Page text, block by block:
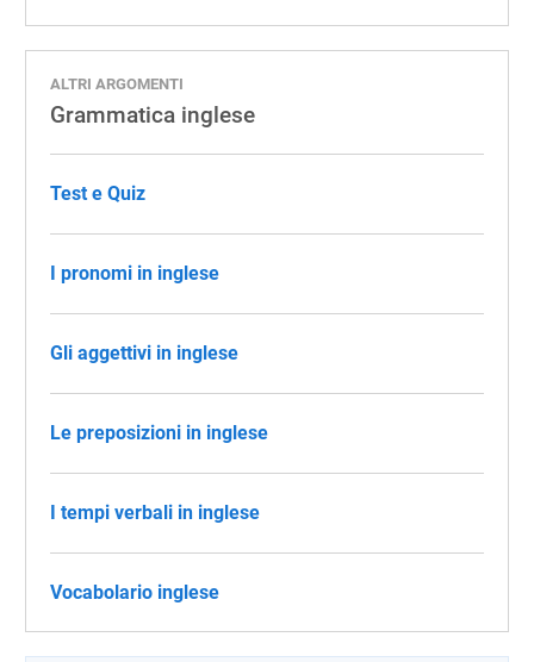
ALTRI ARGOMENTI
Grammatica inglese
Test e Quiz
I pronomi in inglese
Gli aggettivi in inglese
Le preposizioni in inglese
I tempi verbali in inglese
Vocabolario inglese